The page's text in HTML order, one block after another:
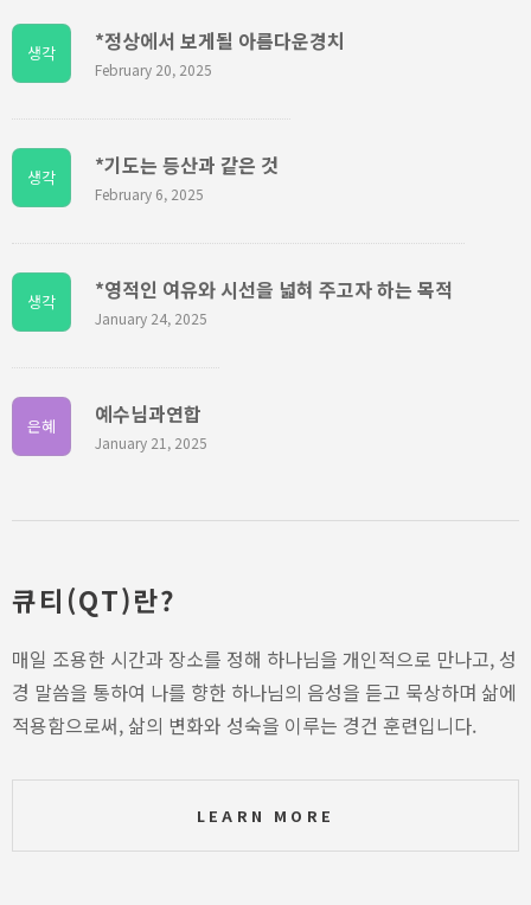
생각 *정상에서 보게될 아름다운경치
February 20, 2025
생각 *기도는 등산과 같은 것
February 6, 2025
생각 *영적인 여유와 시선을 넓혀 주고자 하는 목적
January 24, 2025
은혜 예수님과연합
January 21, 2025
큐티(QT)란?
매일 조용한 시간과 장소를 정해 하나님을 개인적으로 만나고, 성
경 말씀을 통하여 나를 향한 하나님의 음성을 듣고 묵상하며 삶에
적용함으로써, 삶의 변화와 성숙을 이루는 경건 훈련입니다.
LEARN MORE